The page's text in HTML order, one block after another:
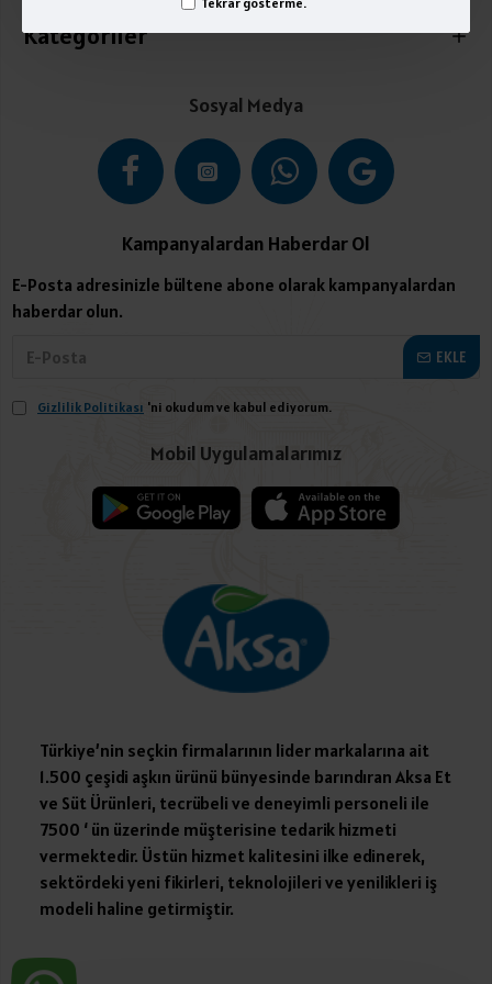
Kategoriler
Sosyal Medya
Kampanyalardan Haberdar Ol
E-Posta adresinizle bültene abone olarak kampanyalardan
haberdar olun.
EKLE
Gizlilik Politikası 'ni okudum ve kabul ediyorum.
Mobil Uygulamalarımız
Türkiye’nin seçkin firmalarının lider markalarına ait
1.500 çeşidi aşkın ürünü bünyesinde barındıran Aksa Et
ve Süt Ürünleri, tecrübeli ve deneyimli personeli ile
7500 ‘ ün üzerinde müşterisine tedarik hizmeti
vermektedir. Üstün hizmet kalitesini ilke edinerek,
sektördeki yeni fikirleri, teknolojileri ve yenilikleri iş
modeli haline getirmiştir.